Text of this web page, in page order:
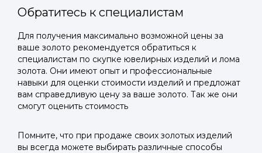
Обратитесь к специалистам
Для получения максимально возможной цены за
ваше золото рекомендуется обратиться к
специалистам по скупке ювелирных изделий и лома
золота. Они имеют опыт и профессиональные
навыки для оценки стоимости изделий и предложат
вам справедливую цену за ваше золото. Так же они
смогут оценить стоимость
Помните, что при продаже своих золотых изделий
вы всегда можете выбирать различные способы